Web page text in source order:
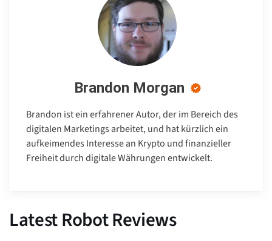
Brandon Morgan
Brandon ist ein erfahrener Autor, der im Bereich des
digitalen Marketings arbeitet, und hat kürzlich ein
aufkeimendes Interesse an Krypto und finanzieller
Freiheit durch digitale Währungen entwickelt.
Latest Robot Reviews